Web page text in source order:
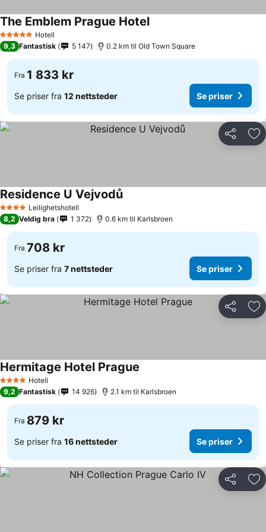
5 Stjerner Hotell
The Emblem Prague HotelSe priser
9,3 Fantastisk 5 147 0.2 km til Old Town Square
Fra 1 833 kr
Se priser fra 12 nettsteder Se priser
Del
4 StjernerLeilighetshotell
Residence U VejvodůSe priser
8,2 Veldig bra 1 372 0.6 km til Karlsbroen
Fra 708 kr
Se priser fra 7 nettsteder Se priser
Del
4 StjernerHotell
Hermitage Hotel Prague
9,2 Fantastisk 14 926 2.1 km til Karlsbroen
Fra 879 kr
Se priser fra 16 nettsteder Se priser
Del